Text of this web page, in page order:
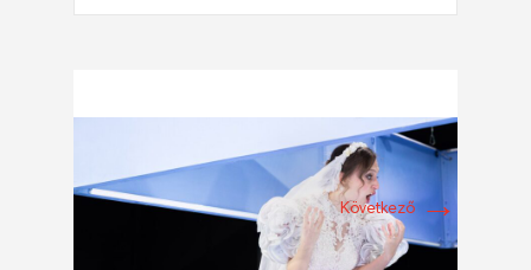
Következő →